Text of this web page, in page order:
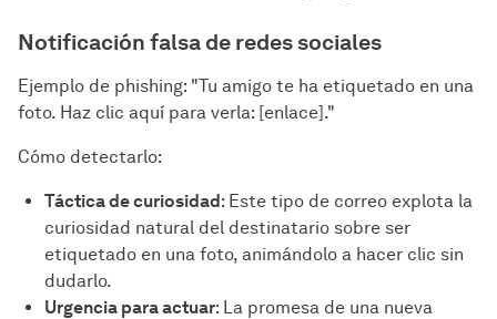
Notificación falsa de redes sociales
Ejemplo de phishing: "Tu amigo te ha etiquetado en una
foto. Haz clic aquí para verla: [enlace]."
Cómo detectarlo:
Táctica de curiosidad: Este tipo de correo explota la
curiosidad natural del destinatario sobre ser
etiquetado en una foto, animándolo a hacer clic sin
dudarlo.
Urgencia para actuar: La promesa de una nueva